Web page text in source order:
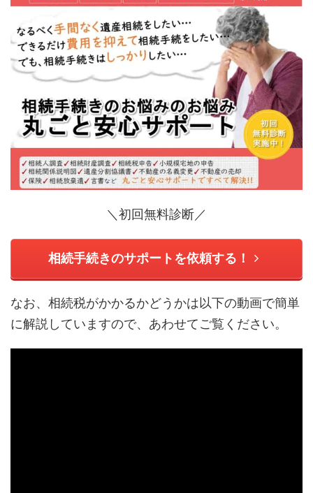
＼初回無料診断／
相続手続きのサポートを依頼する！
なお、相続税がかかるかどうかは以下の動画で簡単
に解説していますので、あわせてご覧ください。